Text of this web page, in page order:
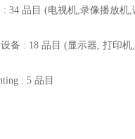
: 34 品目 (电视机,录像播放机,
备 : 18 品目 (显示器, 打印
: 5 品目